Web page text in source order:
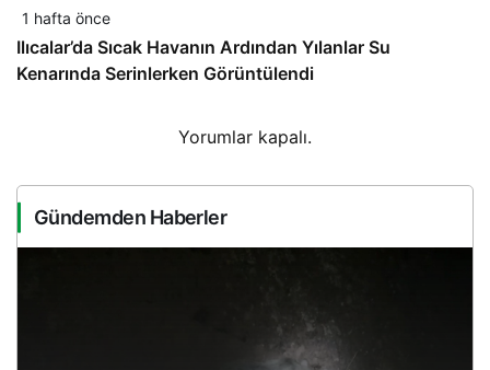
1 hafta önce
Ilıcalar’da Sıcak Havanın Ardından Yılanlar Su
Kenarında Serinlerken Görüntülendi
Yorumlar kapalı.
Gündemden Haberler